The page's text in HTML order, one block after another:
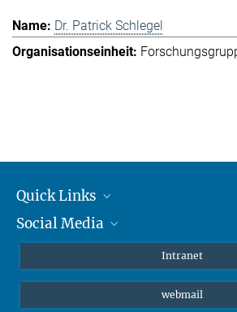
Dr. Patrick Schlegel
Quick Links
Student*innen/Wissenschaftler*innen
Social Media
Bluesky
Intranet
webmail